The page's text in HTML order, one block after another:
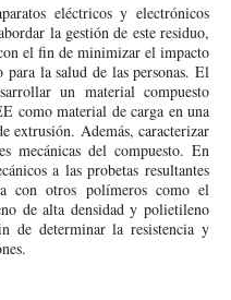
eléctricos y electrónicos
la gestión de este residuo,
el fin de minimizar el impacto
la salud de las personas. El
un material compuesto
como material de carga en una
extrusión. Además, caracterizar
mecánicas del compuesto. En
a las probetas resultantes
con otros polímeros como el
de alta densidad y polietileno
de determinar la resistencia y